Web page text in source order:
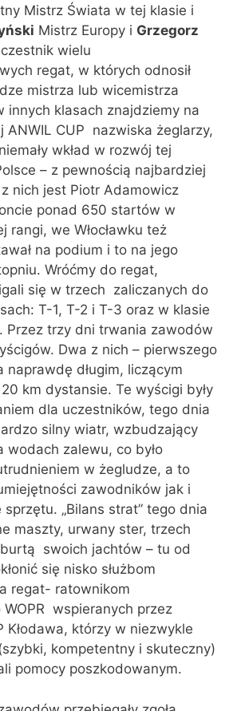
Mistrz Świata w tej klasie i
Mistrz Europy i Grzegorz
wielu
regat, w których odnosił
mistrza lub wicemistrza
innych klasach znajdziemy na
ANWIL CUP nazwiska żeglarzy,
wkład w rozwój tej
– z pewnością najbardziej
nich jest Piotr Adamowicz
ponad 650 startów w
rangi, we Włocławku też
na podium i to na jego
Wróćmy do regat,
się w trzech zaliczanych do
T-1, T-2 i T-3 oraz w klasie
Przez trzy dni trwania zawodów
Dwa z nich – pierwszego
naprawdę długim, liczącym
km dystansie. Te wyścigi były
dla uczestników, tego dnia
silny wiatr, wzbudzający
wodach zalewu, co było
w żegludze, a to
zawodników jak i
„Bilans strat” tego dnia
maszty, urwany ster, trzech
swoich jachtów – tu od
się nisko służbom
regat- ratownikom
WOPR wspieranych przez
Kłodawa, którzy w niezwykle
kompetentny i skuteczny)
pomocy poszkodowanym.